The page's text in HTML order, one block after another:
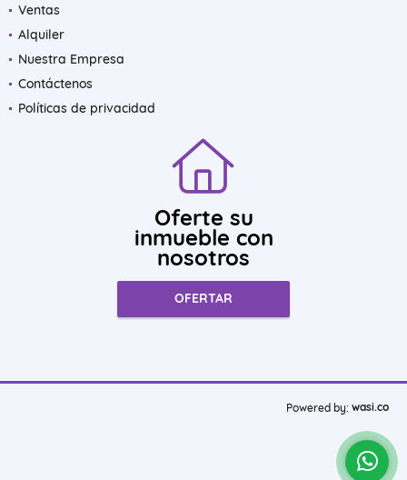
Ventas
Alquiler
Nuestra Empresa
Contáctenos
Políticas de privacidad
Oferte su
inmueble con
nosotros
OFERTAR
Powered by: wasi.co